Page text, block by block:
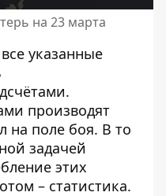
на 23 марта
указанные
производят
на поле боя. В то
задачей
этих
– статистика.